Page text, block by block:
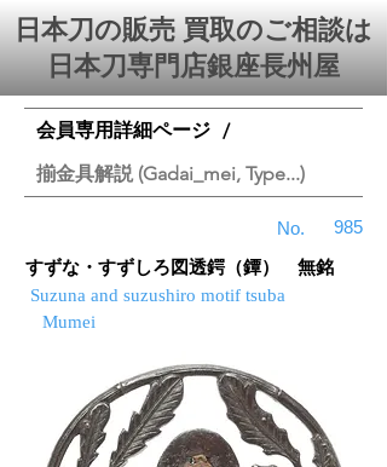
日本刀の販売 買取のご相談は
日本刀専門店銀座⻑州屋
会員専用詳細ページ /
揃金具解説 (Gadai_mei, Type...)
No. 985
すずな・すずしろ図透鍔（鐔） 無銘
Suzuna and suzushiro motif tsuba
Mumei